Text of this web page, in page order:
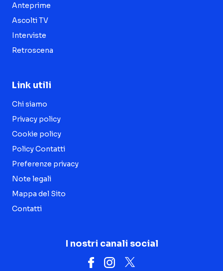
Anteprime
Ascolti TV
Interviste
Retroscena
Link utili
Chi siamo
Privacy policy
Cookie policy
Policy Contatti
Preferenze privacy
Note legali
Mappa del Sito
Contatti
I nostri canali social